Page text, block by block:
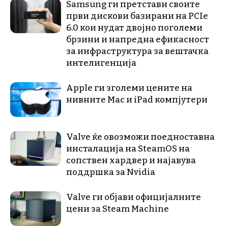
Samsung ги претстави своите
први дискови базирани на PCIe
6.0 кои нудат двојно поголеми
брзини и напредна ефикасност
за инфраструктура за вештачка
интелигенција
Apple ги зголеми цените на
нивните Mac и iPad компјутери
Valve ќе овозможи поедноставна
инсталација на SteamOS на
сопствен хардвер и најавува
поддршка за Nvidia
Valve ги објави официјалните
цени за Steam Machine